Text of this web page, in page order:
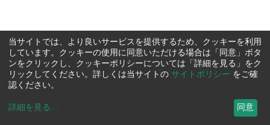
当サイトでは、より良いサービスを提供するため、クッキーを利用
しています。クッキーの使用に同意いただける場合は「同意」ボタ
ンをクリックし、クッキーポリシーについては「詳細を見る」をク
リックしてください。詳しくは当サイトの サイトポリシー をご確
認ください。
詳細を見る ... 同意